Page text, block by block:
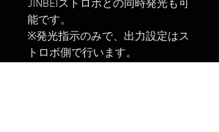
JINBEIストロボとの同時発光も可
能です。
※発光指示のみで、出力設定はス
トロボ側で行います。